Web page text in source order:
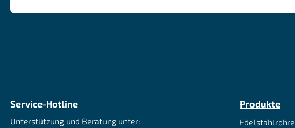
Service-Hotline
Unterstützung und Beratung unter:
Produkte
Edelstahlrohre